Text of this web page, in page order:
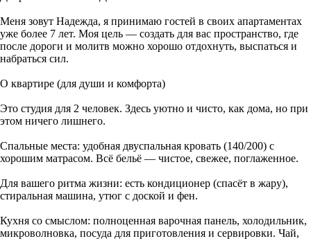
Меня зовут Надежда, я принимаю гостей в своих апартаментах
уже более 7 лет. Моя цель — создать для вас пространство, где
после дороги и молитв можно хорошо отдохнуть, выспаться и
набраться сил.
О квартире (для души и комфорта)
Это студия для 2 человек. Здесь уютно и чисто, как дома, но при
этом ничего лишнего.
Спальные места: удобная двуспальная кровать (140/200) с
хорошим матрасом. Всё бельё — чистое, свежее, поглаженное.
Для вашего ритма жизни: есть кондиционер (спасёт в жару),
стиральная машина, утюг с доской и фен.
Кухня со смыслом: полноценная варочная панель, холодильник,
микроволновка, посуда для приготовления и сервировки. Чай,